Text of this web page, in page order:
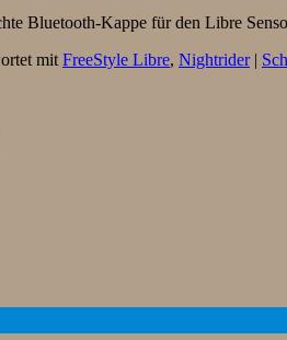
Bluetooth-Kappe für den Libre
mit FreeStyle Libre, Nightrider |